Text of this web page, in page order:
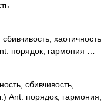
…
хаотичность
порядок, гармония …
сбивчивость,
Ant: порядок, гармония,